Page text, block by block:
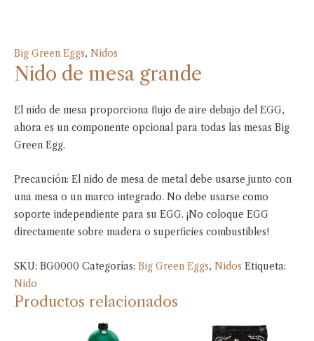
Big Green Eggs, Nidos
Nido de mesa grande
El nido de mesa proporciona flujo de aire debajo del EGG,
ahora es un componente opcional para todas las mesas Big
Green Egg.
Precaución: El nido de mesa de metal debe usarse junto con
una mesa o un marco integrado. No debe usarse como
soporte independiente para su EGG. ¡No coloque EGG
directamente sobre madera o superficies combustibles!
SKU: BG0000 Categorías: Big Green Eggs, Nidos Etiqueta:
Nido
Productos relacionados